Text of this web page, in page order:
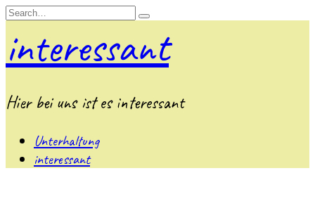
Skip
content
Search
interessant
Hier bei uns ist es interessant
Unterhaltung
interessant